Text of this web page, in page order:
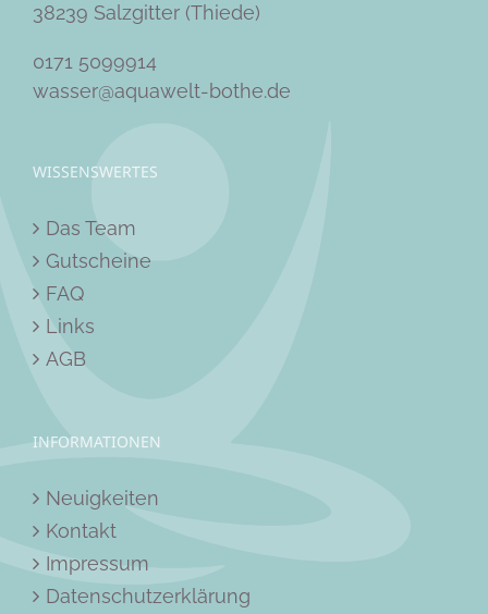
38239 Salzgitter (Thiede)
0171 5099914
wasser@aquawelt-bothe.de
WISSENSWERTES
Das Team
Gutscheine
FAQ
Links
AGB
INFORMATIONEN
Neuigkeiten
Kontakt
Impressum
Datenschutzerklärung